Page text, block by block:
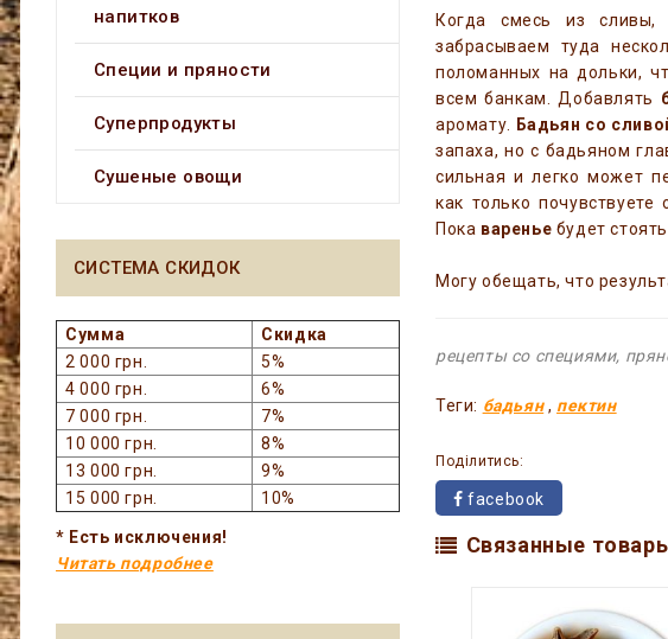
напитков
Специи и пряности
Суперпродукты
Сушеные овощи
СИСТЕМА СКИДОК
Сумма
Скидка
2 000 грн.
5%
4 000 грн.
6%
7 000 грн.
7%
10 000 грн.
8%
13 000 грн.
9%
15 000 грн.
10%
* Есть исключения!
Читать подробнее
Когда смесь из
забрасываем туда
поломанных на дольки,
всем банкам. Добавлять
аромату.
Бадьян со
запаха, но с бадьяном
сильная и легко может
как только почувствуете
Пока варенье будет
Могу обещать, что
рецепты со специями,
Теги: бадьян, пектин
Поділитись:
facebook
Связанные